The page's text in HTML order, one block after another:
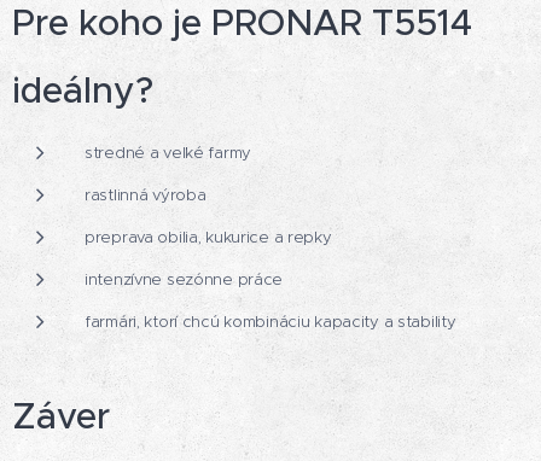
Pre koho je PRONAR T5514
ideálny?
stredné a veľké farmy
rastlinná výroba
preprava obilia, kukurice a repky
intenzívne sezónne práce
farmári, ktorí chcú kombináciu kapacity a stability
Záver